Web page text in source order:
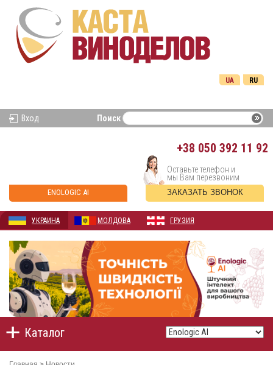
RU
UA
Вход Поиск
+38 050 392 11 92
ENOLOGIC AI
Оставьте телефон и
мы Вам перезвоним
ЗАКАЗАТЬ ЗВОНОК
УКРАИНА МОЛДОВА ГРУЗИЯ
Каталог